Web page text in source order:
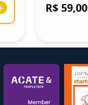
R$ 59,00